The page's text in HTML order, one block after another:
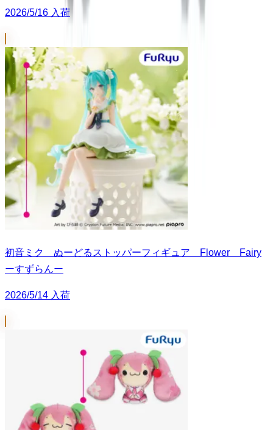
2026/5/16 入荷
初音ミク ぬーどるストッパーフィギュア Flower Fairy
ーすずらんー
2026/5/14 入荷